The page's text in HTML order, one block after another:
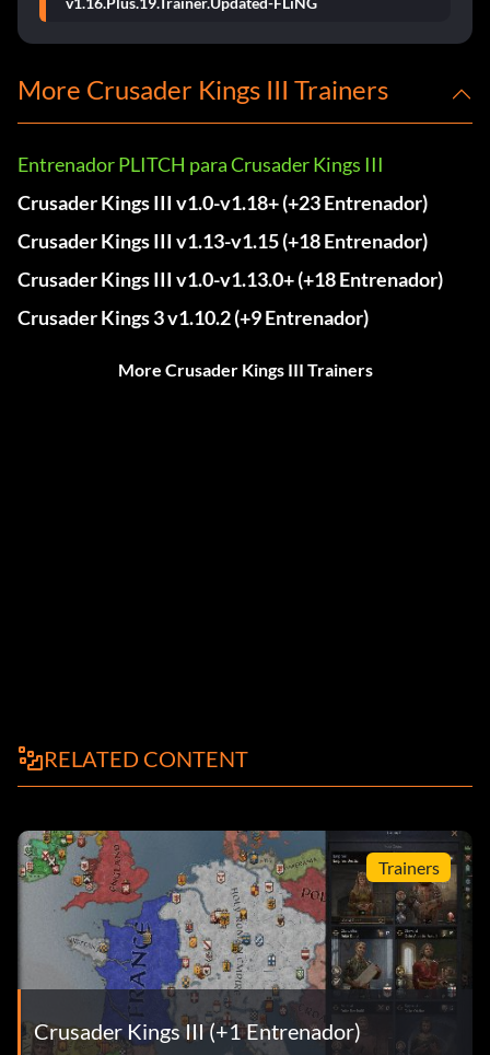
More Crusader Kings III Trainers
Entrenador PLITCH para Crusader Kings III
Crusader Kings III v1.0-v1.18+ (+23 Entrenador)
Crusader Kings III v1.13-v1.15 (+18 Entrenador)
Crusader Kings III v1.0-v1.13.0+ (+18 Entrenador)
Crusader Kings 3 v1.10.2 (+9 Entrenador)
More Crusader Kings III Trainers
RELATED CONTENT
Trainers
Crusader Kings III (+1 Entrenador)